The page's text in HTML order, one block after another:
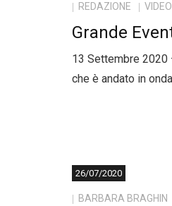
REDAZIONE VIDEO
Grande
13 Settembre 2020
che è andato in
26/07/2020
BARBARA BRAGHIN